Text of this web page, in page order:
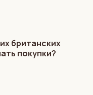
британских
покупки?